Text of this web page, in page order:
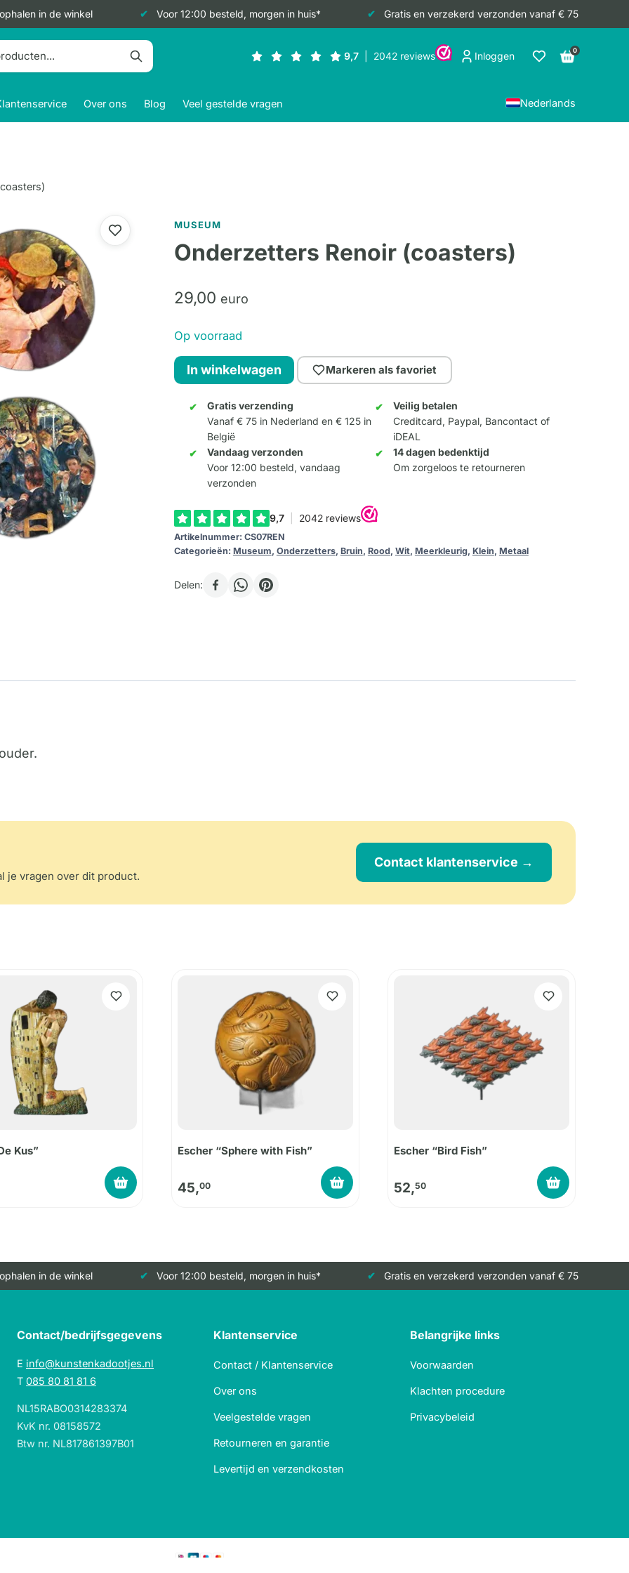
in de winkel Voor 12:00 besteld, morgen in huis* Gratis en verzekerd verzonden vanaf € 75
Inloggen 0
Over ons Blog Veel gestelde vragen Nederlands
MUSEUM
Onderzetters Renoir (coasters)
29,00 euro
Op voorraad
Onderzetters
Renoir
(coasters)
aantal
In winkelwagen Markeren als favoriet
Gratis verzending
Vanaf € 75 in Nederland en € 125 in
België
Veilig betalen
Creditcard, Paypal, Bancontact of
iDEAL
Vandaag verzonden
Voor 12:00 besteld, vandaag
verzonden
14 dagen bedenktijd
Om zorgeloos te retourneren
Artikelnummer: CS07REN
Categorieën: Museum, Onderzetters, Bruin, Rood, Wit, Meerkleurig, Klein, Metaal
Delen:
je vragen over dit product.
Contact klantenservice →
Kus” Escher “Sphere with Fish”
45,00
Escher “Bird Fish”
52,50
in de winkel Voor 12:00 besteld, morgen in huis* Gratis en verzekerd verzonden vanaf € 75
Contact/bedrijfsgegevens
E info@kunstenkadootjes.nl
T 085 80 81 81 6
NL15RABO0314283374
KvK nr. 08158572
Btw nr. NL817861397B01
Klantenservice
Contact / Klantenservice
Over ons
Veelgestelde vragen
Retourneren en garantie
Levertijd en verzendkosten
Belangrijke links
Voorwaarden
Klachten procedure
Privacybeleid